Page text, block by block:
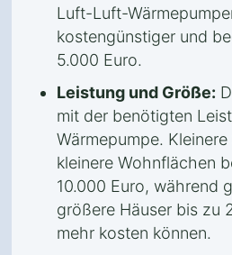
Luft-Luft-
kostengünstiger und
5.000 Euro.
Leistung und Größe:
mit der benötigten
Wärmepumpe.
kleinere Wohnflächen
10.000 Euro, während
größere Häuser bis zu
mehr kosten können.